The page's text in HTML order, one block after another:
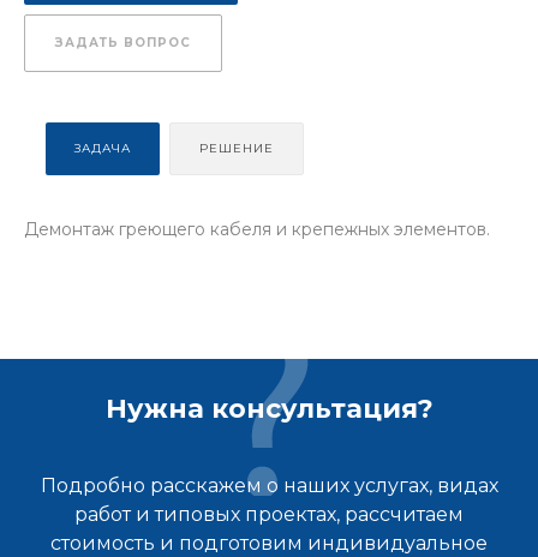
ЗАДАТЬ ВОПРОС
ЗАДАЧА РЕШЕНИЕ
Демонтаж греющего кабеля и крепежных элементов.
Нужна консультация?
Подробно расскажем о наших услугах, видах
работ и типовых проектах, рассчитаем
стоимость и подготовим индивидуальное